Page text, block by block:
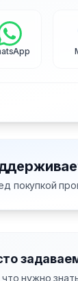
покупкой
нужно